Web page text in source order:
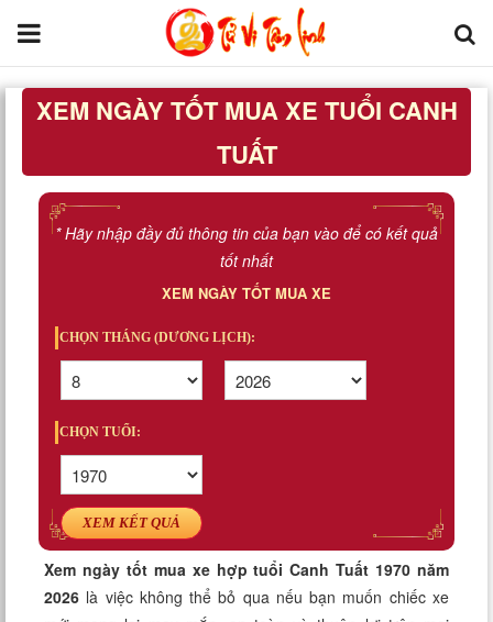
Trang chủ
Tử Vi Đẩu Số
Tử Vi 12 Con Giáp
Kinh Dịch
Văn Hoa Tâm linh
Xem ngày
Xem tuổi
Xem bói
XEM NGÀY TỐT MUA XE TUỔI CANH
TUẤT
* Hãy nhập đầy đủ thông tin của bạn vào để có kết quả
tốt nhất
XEM NGÀY TỐT MUA XE
CHỌN THÁNG (DƯƠNG LỊCH):
CHỌN TUỔI:
XEM KẾT QUẢ
Xem ngày tốt mua xe hợp tuổi Canh Tuất 1970 năm
2026 là việc không thể bỏ qua nếu bạn muốn chiếc xe